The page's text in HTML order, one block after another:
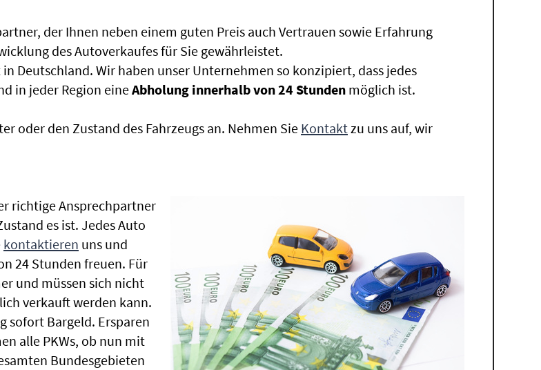
der Ihnen neben einem guten Preis auch Vertrauen sowie Erfahrung
des Autoverkaufes für Sie gewährleistet.
Deutschland. Wir haben unser Unternehmen so konzipiert, dass jedes
in jeder Region eineAbholung innerhalb von 24 Stunden möglich ist.
oder den Zustand des Fahrzeugs an. Nehmen Sie Kontaktzu uns auf, wir
richtige Ansprechpartner
es ist. Jedes Auto
kontaktieren uns und
24 Stunden freuen. Für
und müssen sich nicht
verkauft werden kann.
sofort Bargeld. Ersparen
alle PKWs, ob nun mit
Bundesgebieten